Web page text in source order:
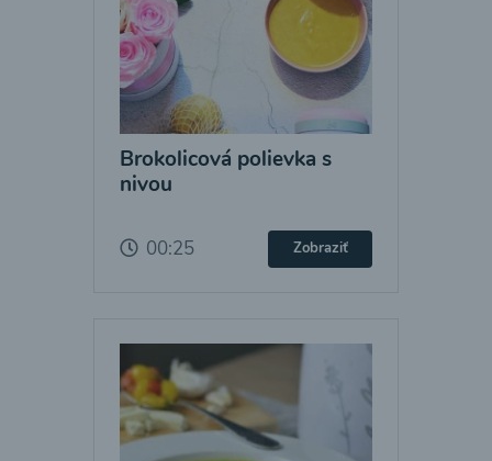
Brokolicová polievka s
nivou
00:25 Zobraziť